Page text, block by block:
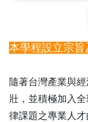
本學程設立宗
隨著台灣產業與
壯，並積極加入
律課題之專業人